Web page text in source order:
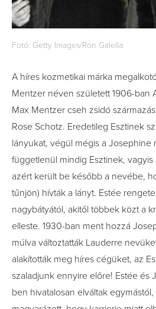
Fotó: Getty Images/Ron Galella
A híres kozmetikai márka
Mentzer néven született 1906-ban
Max Mentzer cseh zsidó
Rose Schotz. Eredetileg Esztinek
lányukat, végül mégis a Josephine
függetlenül mindig Esztinek,
azért került be később a nevébe,
tűnjön) hívták a lányt. Estée
nagybátyától, akitől többek közt a
elleste. 1930-ban ment hozzá
múlva változtatták Lauderre
alakították meg híres cégüket, az
szaladjunk ennyire előre! Estée és
ben hivatalosan elváltak